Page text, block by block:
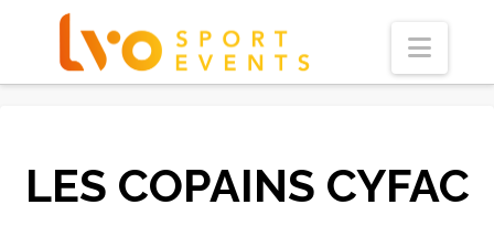
LES COPAINS CYFAC